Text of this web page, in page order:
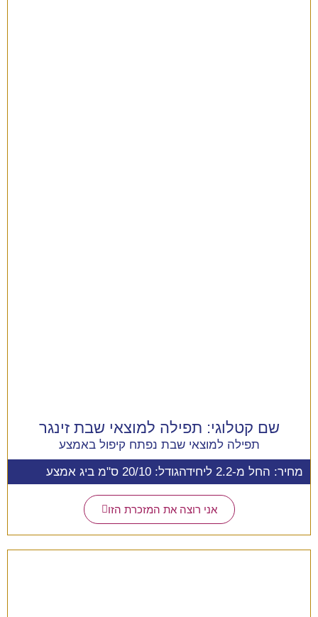
שם קטלוגי: תפילה למוצאי שבת זינגר
תפילה למוצאי שבת נפתח קיפול באמצע
מחיר: החל מ-2.2 ליחידה
גודל: 20/10 ס"מ ביג אמצע
אני רוצה את המזכרת הזו